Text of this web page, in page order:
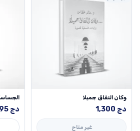
وكان النفاق جميلا
1,300 دج
غير متاح
دج